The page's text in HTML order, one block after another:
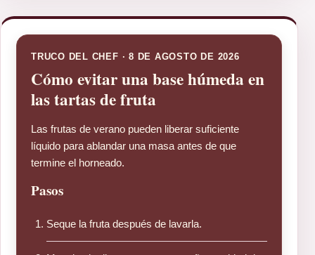
TRUCO DEL CHEF · 8 DE AGOSTO DE 2026
Cómo evitar una base húmeda en
las tartas de fruta
Las frutas de verano pueden liberar suficiente
líquido para ablandar una masa antes de que
termine el horneado.
Pasos
Seque la fruta después de lavarla.